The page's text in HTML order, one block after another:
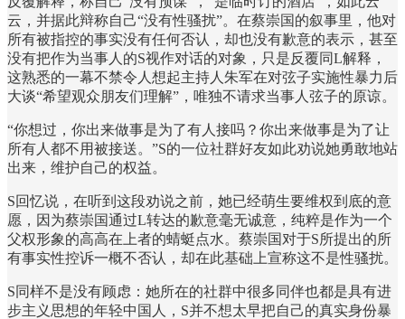
云，并据此辩称自己“没有性骚扰”。在蔡崇国的叙事里，他对
所有被指控的事实没有任何否认，却也没有歉意的表示，甚至
没有把作为当事人的S视作对话的对象，只是反覆同L解释，
这熟悉的一幕不禁令人想起主持人朱军在对弦子实施性暴力后
大谈“希望观众朋友们理解”，唯独不请求当事人弦子的原谅。
“你想过，你出来做事是为了有人接吗？你出来做事是为了让
所有人都不用被接送。”S的一位社群好友如此劝说她勇敢地站
出来，维护自己的权益。
S回忆说，在听到这段劝说之前，她已经萌生要维权到底的意
愿，因为蔡崇国通过L转达的歉意毫无诚意，纯粹是作为一个
父权形象的高高在上者的蜻蜓点水。蔡崇国对于S所提出的所
有事实性控诉一概不否认，却在此基础上宣称这不是性骚扰。
S同样不是没有顾虑：她所在的社群中很多同伴也都是具有进
步主义思想的年轻中国人，S并不想太早把自己的真实身份暴